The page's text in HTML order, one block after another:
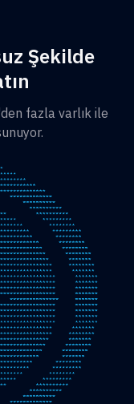
Şekilde
fazla varlık ile